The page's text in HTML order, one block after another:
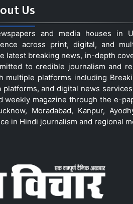
Us
and media houses in
across print, digital, and
breaking news, in-depth
to credible journalism and
platforms including
and digital news
magazine through the e-
Moradabad, Kanpur,
in Hindi journalism and regional